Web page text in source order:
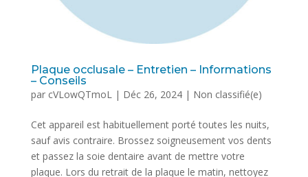
Plaque occlusale – Entretien – Informations
– Conseils
par cVLowQTmoL| Déc 26, 2024| Non classifié(e)
Cet appareil est habituellement porté toutes les nuits,
sauf avis contraire. Brossez soigneusement vos dents
et passez la soie dentaire avant de mettre votre
plaque. Lors du retrait de la plaque le matin, nettoyez